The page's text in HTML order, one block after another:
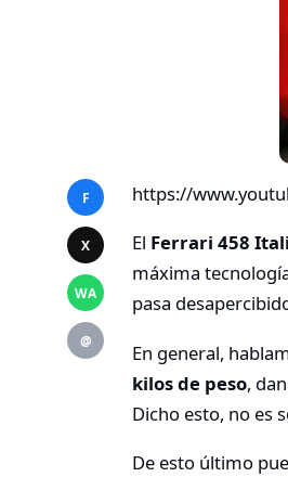
F
X
WA
@
https://
El Ferrari 458
máxima
pasa
En general,
kilos de peso,
Dicho esto, no es
De esto último